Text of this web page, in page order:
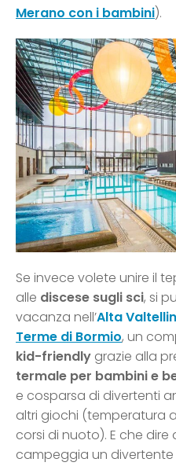
Merano con i bambini).
Se invece volete unire il
alle discese sugli sci, si
vacanza nell’Alta
Terme di Bormio, un
kid-friendly grazie alla
termale per bambini e
e cosparsa di divertenti
altri giochi (temperatura
corsi di nuoto). E che dire
campeggia un divertente